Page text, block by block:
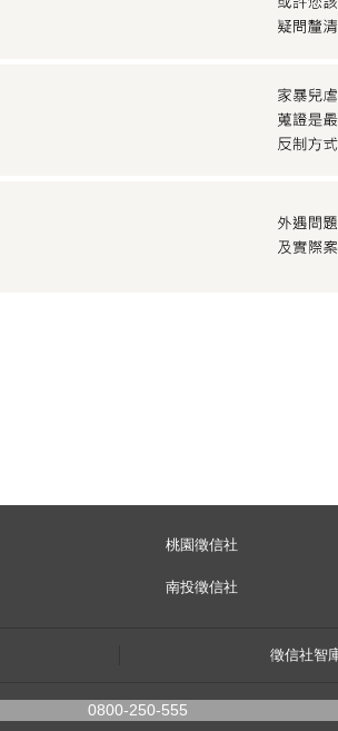
桃園徵信社
南投徵信社
徵信社智
0800-250-555